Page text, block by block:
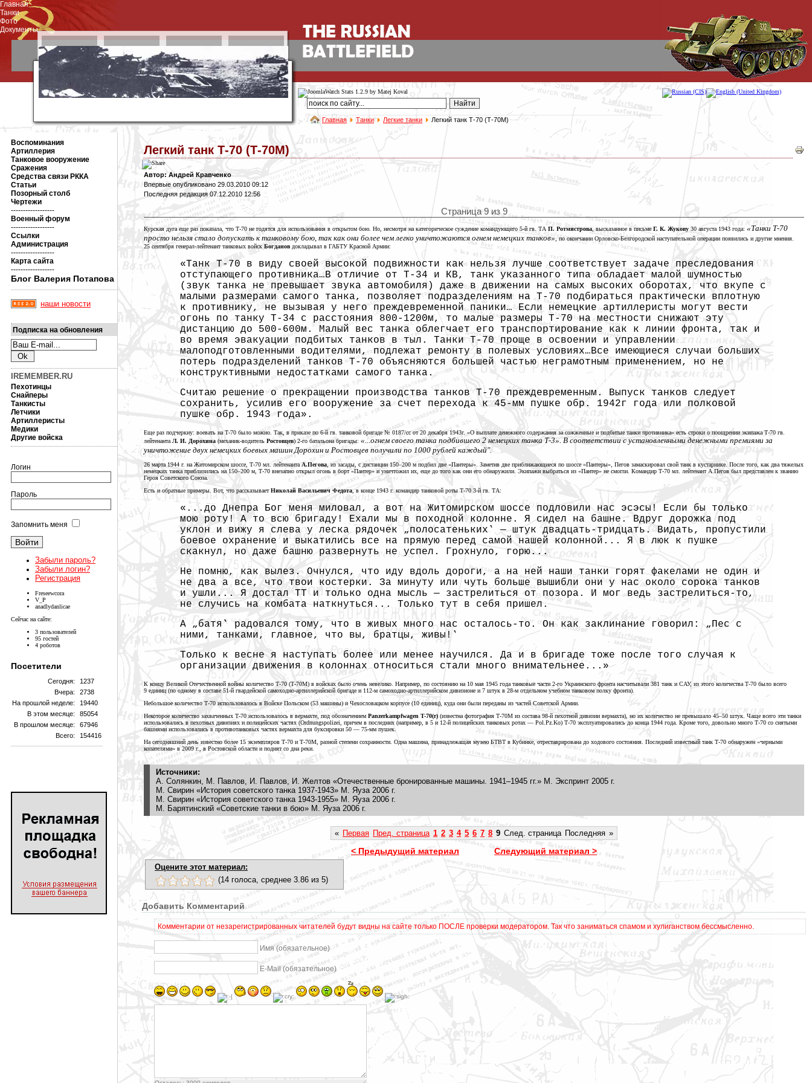
Главная
Танки
Фото
Документы
Главная Танки Легкие танки Легкий танк Т-70 (Т-70М)
Воспоминания
Артиллерия
Танковое вооружение
Сражения
Средства связи РККА
Статьи
Позорный столб
Чертежи
------------------
Военный форум
------------------
Ссылки
Администрация
------------------
Карта сайта
------------------
Блог Валерия Потапова
наши новости
Подписка на обновления
IREMEMBER.RU
Пехотинцы
Снайперы
Танкисты
Летчики
Артиллеристы
Медики
Другие войска
Логин
Пароль
Запомнить меня
Забыли пароль?
Забыли логин?
Регистрация
Freseewcora
V_P
anadlydanlicae
Сейчас на сайте:
3 пользователей
95 гостей
4 роботов
Посетители
Сегодня:
1237
Вчера:
2738
На прошлой неделе:
19440
В этом месяце:
85054
В прошлом месяце:
67946
Всего:
154416
Легкий танк Т-70 (Т-70М)
Автор: Андрей Кравченко
Впервые опубликовано 29.03.2010 09:12
Последняя редакция 07.12.2010 12:56
Страница 9 из 9
Курская дуга еще раз показала, что Т-70 не годятся для использования в открытом бою. Но, несмотря на категорическое суждение командующего 5-й гв. ТА П. Ротмистрова , высказанное в письмеГ. К. Жукову 30 августа 1943 года: «Танки Т-70
просто нельзя стало допускать к танковому бою, так как они более чем легко уничтожаются огнем немецких танков» , по окончании Орловско-Белгородской наступательной операции появились и другие мнения.
25 сентября генерал-лейтенант танковых войск Богданов докладывал в ГАБТУ Красной Армии:
«Танк Т-70 в виду своей высокой подвижности как нельзя лучше соответствует задаче преследования
отступающего противника…В отличие от Т-34 и КВ, танк указанного типа обладает малой шумностью
(звук танка не превышает звука автомобиля) даже в движении на самых высоких оборотах, что вкупе с
малыми размерами самого танка, позволяет подразделениям на Т-70 подбираться практически вплотную
к противнику, не вызывая у него преждевременной паники… Если немецкие артиллеристы могут вести
огонь по танку Т-34 с расстояния 800-1200м, то малые размеры Т-70 на местности снижают эту
дистанцию до 500-600м. Малый вес танка облегчает его транспортирование как к линии фронта, так и
во время эвакуации подбитых танков в тыл. Танки Т-70 проще в освоении и управлении
малоподготовленными водителями, подлежат ремонту в полевых условиях…Все имеющиеся случаи больших
потерь подразделений танков Т-70 объясняются большей частью неграмотным применением, но не
конструктивными недостатками самого танка.
Считаю решение о прекращении производства танков Т-70 преждевременным. Выпуск танков следует
сохранить, усилив его вооружение за счет перехода к 45-мм пушке обр. 1942г года или полковой
пушке обр. 1943 года».
Еще раз подчеркну: воевать на Т-70 было можно. Так, в приказе по 6-й гв. танковой бригаде № 0187/сс от20 декабря 1943г. «О выплате денежного содержания за сожженные и подбитые танки противника» есть строки о поощрении экипажа Т-70 гв.
лейтенанта Л. И. Дорохина (механик-водитель Ростовцев) 2-го батальона бригады: «...огнем своего танка подбившего 2 немецких танка Т-3». В соответствии с установленными денежными премиями за
уничтожение двух немецких боевых машин Дорохин и Ростовцев получили по 1000 рублей каждый".
26 марта 1944 г. на Житомирском шоссе, Т-70 мл. лейтенанта А.Пегова , из засады, с дистанции 150–200 м подбил две «Пантеры». Заметив две приближающиеся по шоссе «Пантеры», Пегов замаскировал свой танк в кустарнике. После того, как два тяжелых
немецких танка приблизились на 150–200 м, Т-70 внезапно открыл огонь в борт «Пантер» и уничтожил их, еще до того как они его обнаружили. Экипажи выбраться из «Пантер» не смогли. Командир Т-70 мл. лейтенант А.Пегов был представлен к званию
Героя Советского Союза.
Есть и обратные примеры. Вот, что рассказываетНиколай Васильевич Федота , в конце 1943 г. командир танковой роты Т-70 3-йгв. ТА:
«...до Днепра Бог меня миловал, а вот на Житомирском шоссе подловили нас эсэсы! Если бы только
мою роту! А то всю бригаду! Ехали мы в походной колонне. Я сидел на башне. Вдруг дорожка под
уклон и вижу я слева у леска рядочек „полосатеньких‛ — штук двадцать-тридцать.
Видать, пропустили
боевое охранение и выкатились все на прямую перед самой нашей колонной... Я в люк к пушке
скакнул, но даже башню развернуть не успел. Грохнуло, горю...
Не помню, как вылез. Очнулся, что иду вдоль дороги, а на ней наши танки горят факелами не один и
не два а все, что твои костерки. За минуту или чуть больше вышибли они у нас около сорока танков
и ушли... Я достал ТТ и только одна мысль — застрелиться от позора. И мог ведь застрелиться-то,
не случись на комбата наткнуться... Только тут в себя пришел.
А „батя‛ радовался тому, что в живых много нас осталось-то.
Он как заклинание говорил: „Пес с
ними, танками, главное, что вы, братцы, живы!‛
Только к весне я наступать более или менее научился. Да и в бригаде тоже после того случая к
организации движения в колоннах относиться стали много внимательнее...»
К концу Великой Отечественной войны количество Т-70 (Т-70М) в войсках было очень невелико. Например, по состоянию на 10 мая 1945 года танковые части 2-го Украинского фронта насчитывали 381 танк и САУ, из этого количества Т-70 было всего
9 единиц(по одному в составе 51-й гвардейской самоходно-артиллерийской бригаде и 112-м самоходно-артиллерийском дивизионе и 7 штук в 28-м отдельном учебном танковом полку фронта).
Небольшое количество Т-70 использовалось в Войске Польском (53 машины) и Чехословацком корпусе (10 единиц), куда они были переданы из частей Советской Армии.
Некоторое количество захваченных Т-70 использовалось в вермахте, под обозначением Panzerkampfwagen T-70(r) (известна фотография Т-70М из состава 98-й пехотной дивизии вермахта), но их количество не превышало 45–50 штук. Чаще всего эти танки
использовались в пехотных дивизиях и полицейских частях (Ordnungspolizei, причем в последних (например, в 5 и 12-й полицейских танковых ротах — Pol.Pz.Ko) Т-70 эксплуатировались до конца 1944 года. Кроме того, довольно много Т-70 со снятыми
башнями использовались в противотанковых частях вермахта для буксировки 50 — 75-мм пушек.
На сегодняшний день известно более 15 экземпляров Т-70 и Т-70М, разной степени сохранности. Одна машина, принадлежащая музею БТВТ в Кубинке, отреставрирована до ходового состояния. Последний известный танк Т-70 обнаружен «черными
копателями» в 2009 г., в Ростовской области и поднят со дна реки.
Источники:
А. Солянкин, М. Павлов, И. Павлов, И. Желтов «Отечественные бронированные машины. 1941–1945 гг.» М. Экспринт 2005 г.
М. Свирин «История советского танка 1937-1943» М. Яуза 2006 г.
М. Свирин «История советского танка 1943-1955» М. Яуза 2006 г.
М. Барятинский «Советские танки в бою» М. Яуза 2006 г.
« Первая Пред. страница 1 2 3 4 5 6 7 8 9 След. страница Последняя »
< Предыдущий материал Следующий материал >
Оцените этот материал:
(14 голоса, среднее 3.86 из 5)
Добавить Комментарий
Комментарии от незарегистрированных читателей будут видны на сайте только ПОСЛЕ проверки модератором. Так что заниматься спамом и хулиганством бессмысленно.
Имя (обязательное)
E-Mail (обязательное)